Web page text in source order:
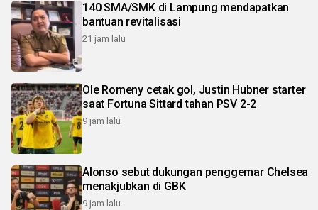
140 SMA/SMK di Lampung mendapatkan
bantuan revitalisasi
21 jam lalu
Ole Romeny cetak gol, Justin Hubner starter
saat Fortuna Sittard tahan PSV 2-2
9 jam lalu
Alonso sebut dukungan penggemar Chelsea
menakjubkan di GBK
9 jam lalu